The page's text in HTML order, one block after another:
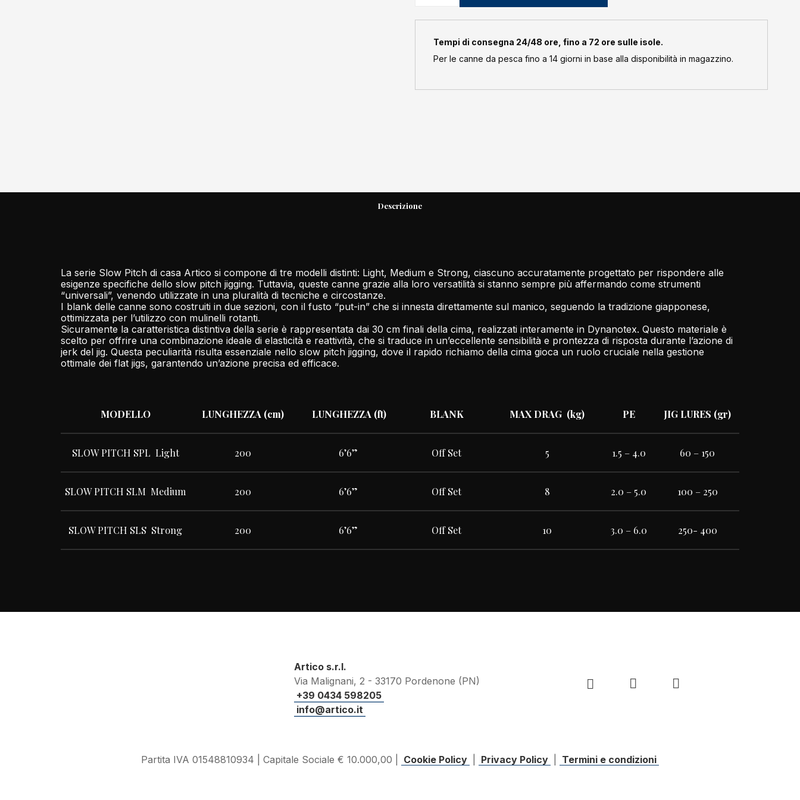
Tempi di consegna 24/48 ore, fino a 72 ore sulle isole.
Per le canne da pesca fino a 14 giorni in base alla disponibilità in magazzino.
Descrizione
La serie Slow Pitch di casa Artico si compone di tre modelli distinti: Light, Medium e Strong, ciascuno accuratamente progettato per rispondere alle
esigenze specifiche dello slow pitch jigging. Tuttavia, queste canne grazie alla loro versatilità si stanno sempre più affermando come strumenti
“universali”, venendo utilizzate in una pluralità di tecniche e circostanze.
I blank delle canne sono costruiti in due sezioni, con il fusto “put-in” che si innesta direttamente sul manico, seguendo la tradizione giapponese,
ottimizzata per l’utilizzo con mulinelli rotanti.
Sicuramente la caratteristica distintiva della serie è rappresentata dai 30 cm finali della cima, realizzati interamente in Dynanotex. Questo materiale è
scelto per offrire una combinazione ideale di elasticità e reattività, che si traduce in un’eccellente sensibilità e prontezza di risposta durante l’azione di
jerk del jig. Questa peculiarità risulta essenziale nello slow pitch jigging, dove il rapido richiamo della cima gioca un ruolo cruciale nella gestione
ottimale dei flat jigs, garantendo un’azione precisa ed efficace.
MODELLO LUNGHEZZA (cm) LUNGHEZZA (ft) BLANK MAX DRAG (kg) PE JIG LURES (gr)
SLOW PITCH SPL Light 200 6’6” Off Set 5 1.5 – 4.0 60 – 150
SLOW PITCH SLM Medium 200 6’6” Off Set 8 2.0 – 5.0 100 – 250
SLOW PITCH SLS Strong 200 6’6” Off Set 10 3.0 – 6.0 250- 400
Artico s.r.l.
Via Malignani, 2 - 33170 Pordenone (PN)
+39 0434 598205
info@artico.it
Partita IVA 01548810934 | Capitale Sociale € 10.000,00 | Cookie Policy Privacy Policy Termini e condizioni